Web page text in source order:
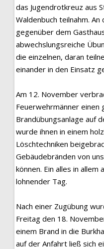
das Jugendrotkreuz aus
Waldenbuch teilnahm.
gegenüber dem
abwechslungsreiche
die einzelnen, daran
einander in den Einsatz
Am 12. November
Feuerwehrmänner einen
Brandübungsanlage auf
wurde ihnen in einem
Löschtechniken
Gebäudebränden von
können. Ein alles in
lohnender Tag.
Nach einer Zugübung
Freitag den 18.
einem Brand in die
auf der Anfahrt ließ sich